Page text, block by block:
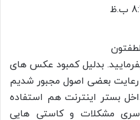
ف
بدلیل کمبود عکس های
بعضی اصول مجبور شدیم
بستر اینترنت هم استفاده
مشکلات و کاستی هایی